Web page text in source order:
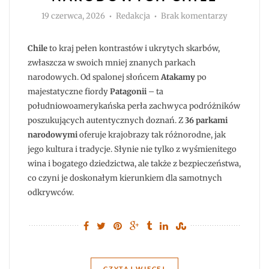
19 czerwca, 2026 Autor
Redakcja Brak komentarzydo
Chileto kraj pełen kontrastów i ukrytych skarbów,
zwłaszcza w swoich mniej znanych parkach
narodowych. Od spalonej słońcemAtakamypo
majestatyczne fiordyPatagonii – ta
południowoamerykańska perła zachwyca podróżników
poszukujących autentycznych doznań. Z36 parkami
narodowymioferuje krajobrazy tak różnorodne, jak
jego kultura i tradycje. Słynie nie tylko z wyśmienitego
wina i bogatego dziedzictwa, ale także z bezpieczeństwa,
co czyni je doskonałym kierunkiem dla samotnych
odkrywców.